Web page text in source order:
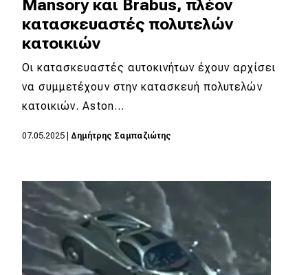
Mansory και Brabus, πλέον
κατασκευαστές πολυτελών
κατοικιών
Οι κατασκευαστές αυτοκινήτων έχουν αρχίσει
να συμμετέχουν στην κατασκευή πολυτελών
κατοικιών. Aston…
07.05.2025 Δημήτρης Σαμπαζιώτης